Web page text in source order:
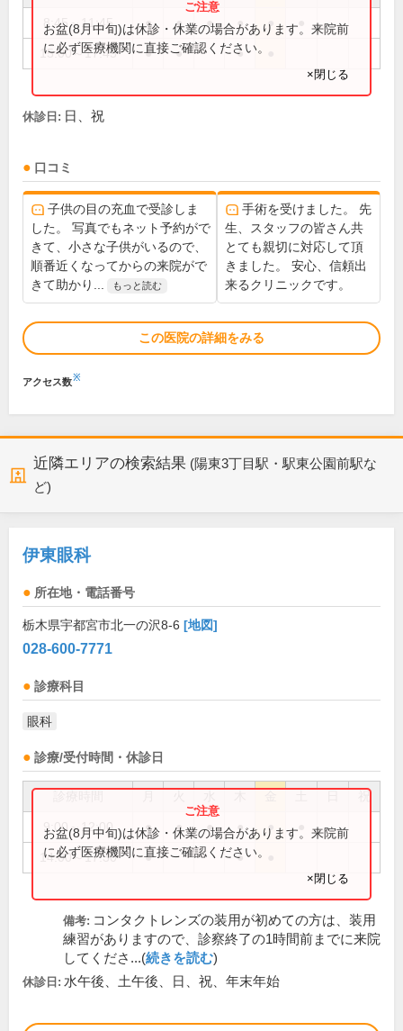
8:45～11:45 ● ● ● ● ●
15:00～17:45 ● ● ●
お盆(8月中旬)は休診・休業の場合があります。来院前
に必ず医療機関に直接ご確認ください。
×閉じる
休診日: 日、祝
口コミ
子供の目の充血で受診しま
した。 写真でもネット予約がで
きて、小さな子供がいるので、
順番近くなってからの来院がで
きて助かり...
もっと読む
手術を受けました。 先
生、スタッフの皆さん共
とても親切に対応して頂
きました。 安心、信頼出
来るクリニックです。
この医院の詳細をみる
アクセス数※
近隣エリアの検索結果 (陽東3丁目駅・駅東公園前駅な
ど)
伊東眼科
所在地・電話番号
栃木県宇都宮市北一の沢8-6 [地図]
028-600-7771
診療科目
眼科
診療/受付時間・休診日
祝
9:00～12:00 ● ● ● ● ●
14:00～17:30 ● ●
お盆(8月中旬)は休診・休業の場合があります。来院前
に必ず医療機関に直接ご確認ください。
×閉じる
備考: コンタクトレンズの装用が初めての方は、装用
練習がありますので、診察終了の1時間前までに来院
してくださ...(続きを読む)
休診日: 水午後、土午後、日、祝、年末年始